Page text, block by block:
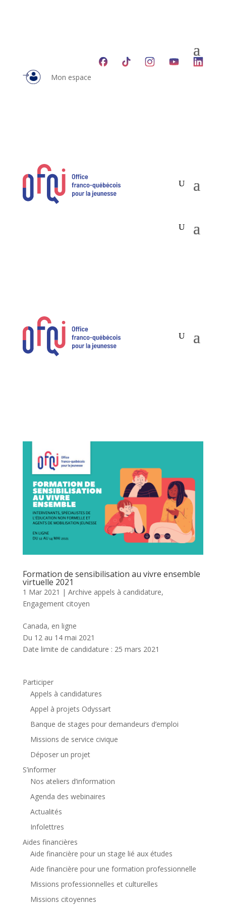
Mon espace
Formation de sensibilisation au vivre ensemble
virtuelle 2021
1 Mar 2021 | Archive appels à candidature,
Engagement citoyen
Canada, en ligne
Du 12 au 14 mai 2021
Date limite de candidature : 25 mars 2021
Participer
Appels à candidatures
Appel à projets Odyssart
Banque de stages pour demandeurs d’emploi
Missions de service civique
Déposer un projet
S’informer
Nos ateliers d’information
Agenda des webinaires
Actualités
Infolettres
Aides financières
Aide financière pour un stage lié aux études
Aide financière pour une formation professionnelle
Missions professionnelles et culturelles
Missions citoyennes